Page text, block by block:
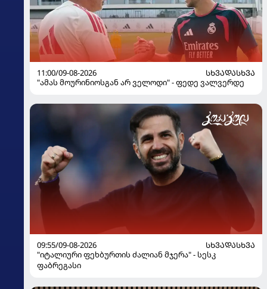
11:00/09-08-2026
ᲡᲮᲕᲐᲓᲐᲡᲮᲕᲐ
"ამას მოურინიოსგან არ ველოდი" - ფედე ვალვერდე
09:55/09-08-2026
ᲡᲮᲕᲐᲓᲐᲡᲮᲕᲐ
"იტალიური ფეხბურთის ძალიან მჯერა" - სესკ
ფაბრეგასი